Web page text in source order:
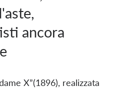
ancora
X”(1896), realizzata